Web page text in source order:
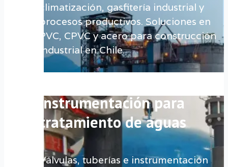
climatización, gasfitería industrial y
procesos productivos. Soluciones en
PVC, CPVC y acero para construcción
industrial en Chile.
instrumentación para
tratamiento de aguas
Válvulas, tuberías e instrumentación